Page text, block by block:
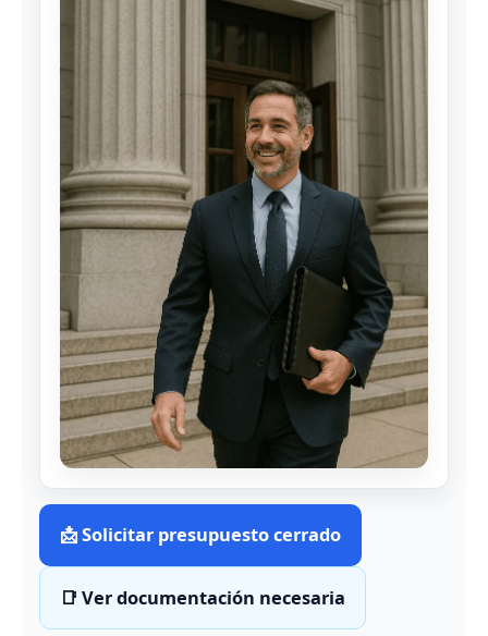
📩 Solicitar presupuesto cerrado
📑 Ver documentación necesaria